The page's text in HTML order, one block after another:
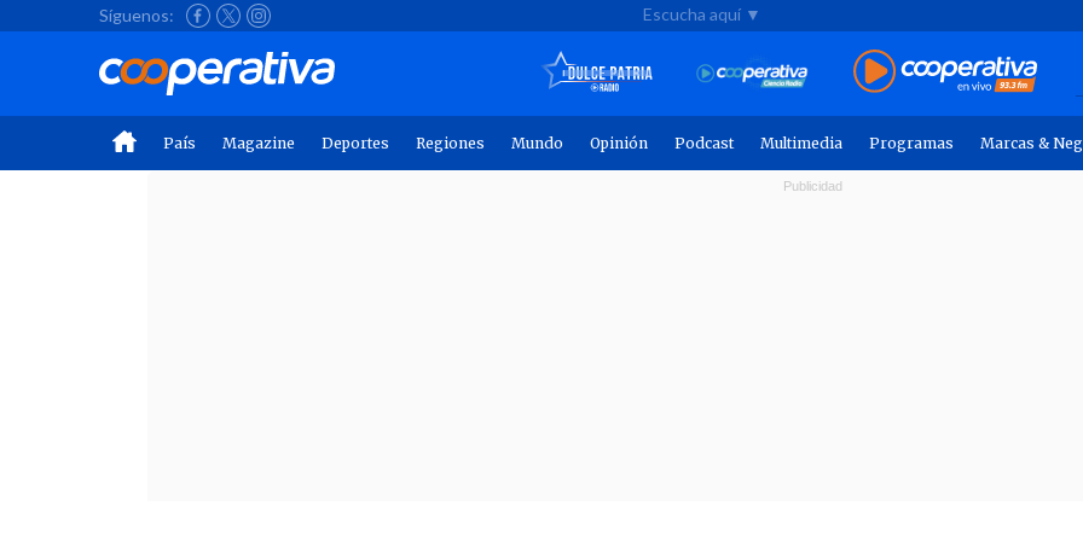
Síguenos: Escucha aquí ▼
País Magazine Deportes Regiones Mundo Opinión Podcast Multimedia Programas Marcas &